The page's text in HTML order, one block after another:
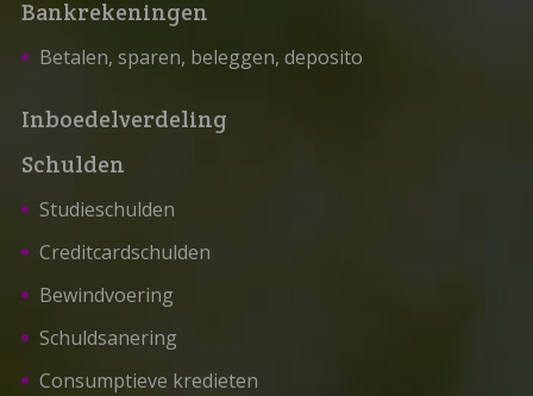
Bankrekeningen
Betalen, sparen, beleggen, deposito
Inboedelverdeling
Schulden
Studieschulden
Creditcardschulden
Bewindvoering
Schuldsanering
Consumptieve kredieten